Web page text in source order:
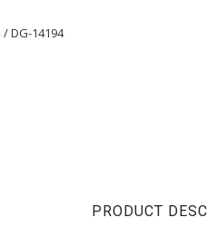
/ DG-14194
PRODUCT